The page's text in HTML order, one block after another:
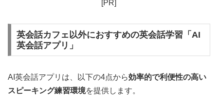
[PR]
英会話カフェ以外におすすめの英会話学習「AI
英会話アプリ」
AI英会話アプリは、以下の4点から効率的で利便性の高い
スピーキング練習環境を提供します。